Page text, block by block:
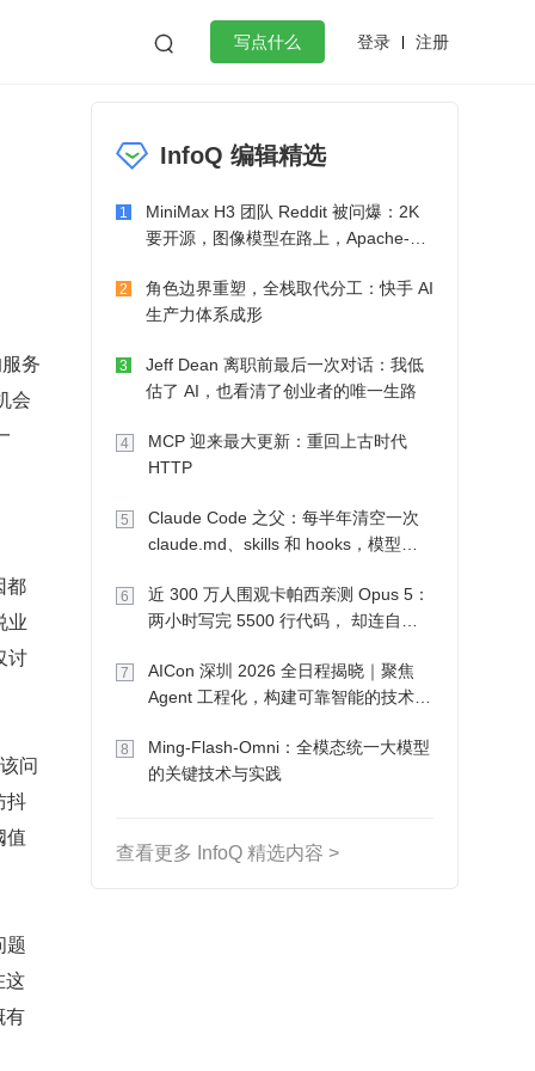
 写点什么 登录 注册
微服务架构 flutter
务
会
都
业
讨
问
抖
值
题
这
有
InfoQ 编辑精选
1
MiniMax H3 团队 Reddit 被问爆：2K
要开源，图像模型在路上，Apache-2.0
2
角色边界重塑，全栈取代分工：快手 AI
生产力体系成形
3
Jeff Dean 离职前最后一次对话：我低
估了 AI，也看清了创业者的唯一生路
4
MCP 迎来最大更新：重回上古时代
HTTP
5
Claude Code 之父：每半年清空一次
claude.md、skills 和 hooks，模型自
6
近 300 万人围观卡帕西亲测 Opus 5：
两小时写完 5500 行代码， 却连自己
7
AICon 深圳 2026 全日程揭晓｜聚焦
Agent 工程化，构建可靠智能的技术路
8
Ming-Flash-Omni：全模态统一大模型
的关键技术与实践
查看更多 InfoQ 精选内容 >